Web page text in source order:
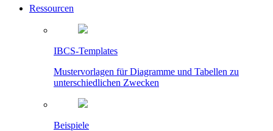
Ressourcen
IBCS-Templates
Mustervorlagen für Diagramme und Tabellen zu
unterschiedlichen Zwecken
Beispiele